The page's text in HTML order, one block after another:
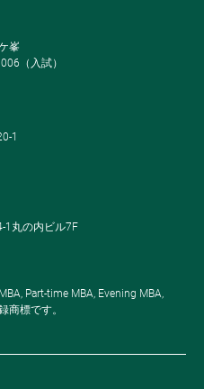
峯
（入試）
1
1丸の内ビル7F
Part-time MBA, Evening MBA,
商標です。